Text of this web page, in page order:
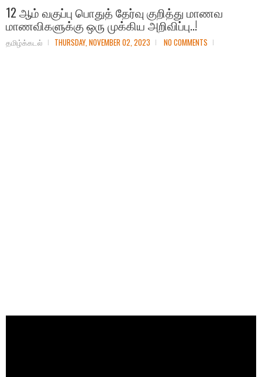
12 ஆம் வகுப்பு பொதுத் தேர்வு குறித்து மாணவ
மாணவிகளுக்கு ஒரு முக்கிய அறிவிப்பு..!
தமிழ்க்கடல் THURSDAY, NOVEMBER 02, 2023 NO COMMENTS